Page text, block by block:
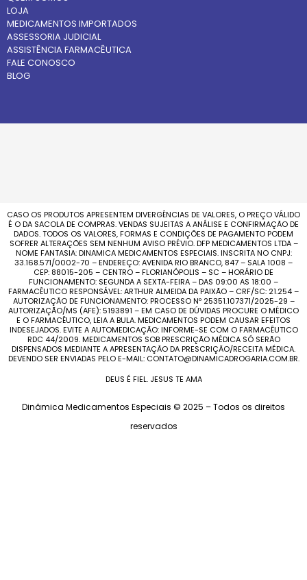
LOJA
MEDICAMENTOS IMPORTADOS
ASSESSORIA JUDICIAL
ASSISTÊNCIA FARMACÊUTICA
FALE CONOSCO
BLOG
CASO OS PRODUTOS APRESENTEM DIVERGÊNCIAS DE VALORES, O PREÇO VÁLIDO
É O DA SACOLA DE COMPRAS. VENDAS SUJEITAS A ANÁLISE E CONFIRMAÇÃO DE
DADOS. TODOS OS VALORES, FORMAS E CONDIÇÕES DE PAGAMENTO PODEM
SOFRER ALTERAÇÕES SEM NENHUM AVISO PRÉVIO. DFP MEDICAMENTOS LTDA –
NOME FANTASIA: DINAMICA MEDICAMENTOS ESPECIAIS. INSCRITA NO CNPJ:
33.168.571/0002-70 – ENDEREÇO: AVENIDA RIO BRANCO, 847 – SALA 1008 –
CEP: 88015-205 – CENTRO – FLORIANÓPOLIS – SC – HORÁRIO DE
FUNCIONAMENTO: SEGUNDA A SEXTA-FEIRA – DAS 09:00 AS 18:00 –
FARMACÊUTICO RESPONSÁVEL: ARTHUR ALMEIDA DA PAIXÃO – CRF/SC: 21.254 –
AUTORIZAÇÃO DE FUNCIONAMENTO: PROCESSO Nº 25351.107371/2025-29 –
AUTORIZAÇÃO/MS (AFE): 5193891 – EM CASO DE DÚVIDAS PROCURE O MÉDICO
E O FARMACÊUTICO, LEIA A BULA. MEDICAMENTOS PODEM CAUSAR EFEITOS
INDESEJADOS. EVITE A AUTOMEDICAÇÃO: INFORME-SE COM O FARMACÊUTICO
RDC 44/2009. MEDICAMENTOS SOB PRESCRIÇÃO MÉDICA SÓ SERÃO
DISPENSADOS MEDIANTE A APRESENTAÇÃO DA PRESCRIÇÃO/RECEITA MÉDICA.
DEVENDO SER ENVIADAS PELO E-MAIL: CONTATO@DINAMICADROGARIA.COM.BR.
DEUS É FIEL. JESUS TE AMA
Dinâmica Medicamentos Especiais © 2025 – Todos os direitos
reservados